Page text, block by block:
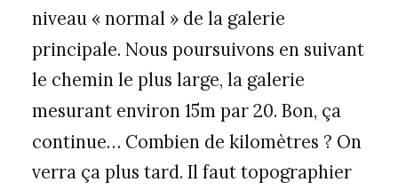
niveau « normal » de la galerie
principale. Nous poursuivons en suivant
le chemin le plus large, la galerie
mesurant environ 15m par 20. Bon, ça
continue… Combien de kilomètres ? On
verra ça plus tard. Il faut topographier